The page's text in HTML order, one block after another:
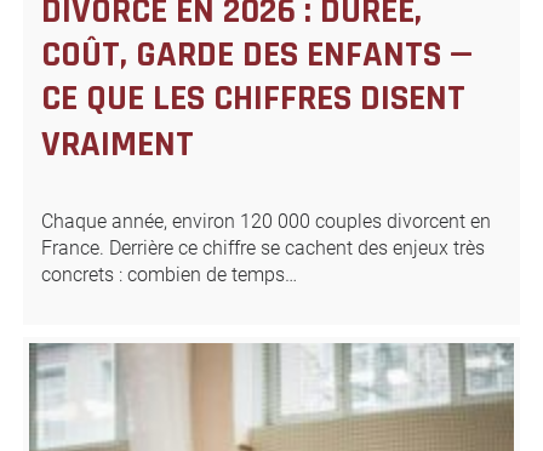
DIVORCE EN 2026 : DURÉE,
COÛT, GARDE DES ENFANTS —
CE QUE LES CHIFFRES DISENT
VRAIMENT
Chaque année, environ 120 000 couples divorcent en
France. Derrière ce chiffre se cachent des enjeux très
concrets : combien de temps…